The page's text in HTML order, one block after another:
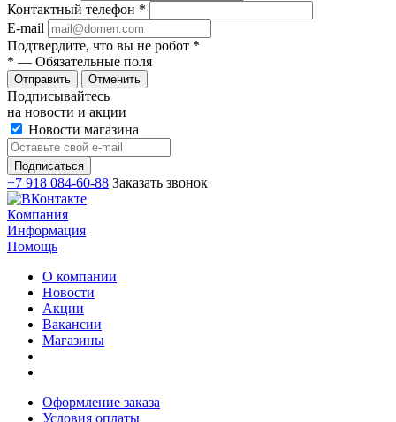
Контактный телефон *
E-mail
Подтвердите, что вы не робот *
* — Обязательные поля
Отменить
Подписывайтесь
на новости и акции
Новости магазина
+7 918 084-60-88 Заказать звонок
Компания
Информация
Помощь
О компании
Новости
Акции
Вакансии
Магазины
Оформление заказа
Условия оплаты